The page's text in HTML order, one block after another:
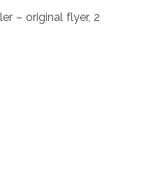
– original flyer, 2